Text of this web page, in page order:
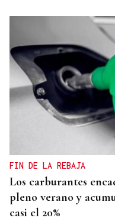
FIN DE LA REBAJA
Los carburantes
pleno verano y
casi el 20%